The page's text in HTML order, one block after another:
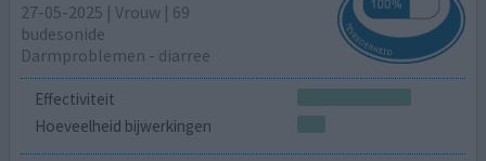
27-05-2025 | Vrouw | 69
budesonide
Darmproblemen - diarree
Effectiviteit
Hoeveelheid bijwerkingen